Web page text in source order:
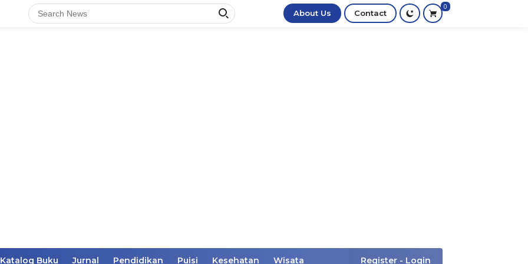
About Us Contact
0
Katalog Buku Jurnal Pendidikan Puisi Kesehatan Wisata Register - Login